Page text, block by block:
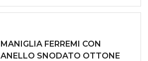
da
a
19,00 €
ha
Le
MANIGLIA FERREMI CON
ANELLO SNODATO OTTONE